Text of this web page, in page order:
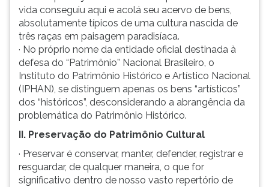
vida conseguiu aqui e acolá seu acervo de bens,
absolutamente típicos de uma cultura nascida de
três raças em paisagem paradisíaca.
· No próprio nome da entidade oficial destinada à
defesa do “Patrimônio” Nacional Brasileiro, o
Instituto do Patrimônio Histórico e Artístico Nacional
(IPHAN), se distinguem apenas os bens “artísticos”
dos “históricos”, desconsiderando a abrangência da
problemática do Patrimônio Histórico.
II. Preservação do Patrimônio Cultural
· Preservar é conservar, manter, defender, registrar e
resguardar, de qualquer maneira, o que for
significativo dentro de nosso vasto repertório de